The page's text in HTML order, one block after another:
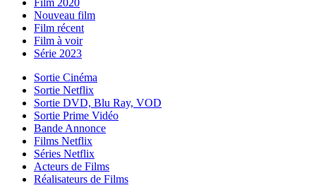
Nouveau film
Film récent
Film à voir
Série 2023
Sortie Cinéma
Sortie Netflix
Sortie DVD, Blu Ray, VOD
Sortie Prime Vidéo
Bande Annonce
Films Netflix
Séries Netflix
Acteurs de Films
Réalisateurs de Films